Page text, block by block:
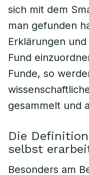
sich mit dem
man gefunden
Erklärungen
Fund
Funde, so
gesammelt und
Die
selbst
Besonders am